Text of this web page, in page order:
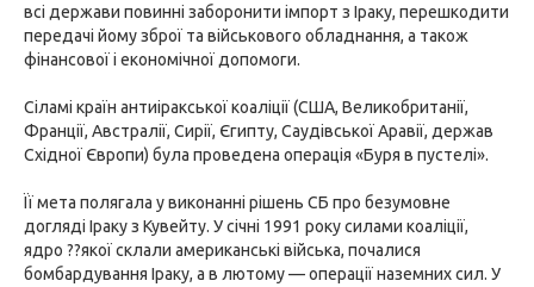
всі держави повинні заборонити імпорт з Іраку, перешкодити
передачі йому зброї та військового обладнання, а також
фінансової і економічної допомоги.
Cіламі країн антиіракської коаліції (США, Великобританії,
Франції, Австралії, Сирії, Єгипту, Саудівської Аравії, держав
Східної Європи) була проведена операція «Буря в пустелі».
Її мета полягала у виконанні рішень СБ про безумовне
догляді Іраку з Кувейту. У січні 1991 року силами коаліції,
ядро ??якої склали американські війська, почалися
бомбардування Іраку, а в лютому — операції наземних сил. У